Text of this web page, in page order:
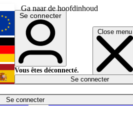
Ga naar de hoofdinhoud
Close menu
Se connecter
Économie
English
Deutsch
Español
Se connecter
Vous êtes déconnecté.
Se connecter